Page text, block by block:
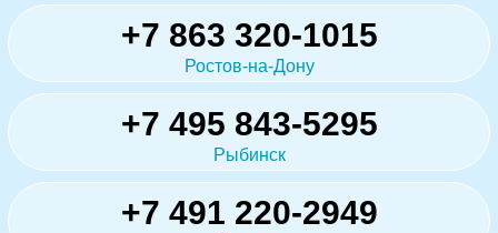
+7 863 320-1015
Ростов-на-Дону
+7 495 843-5295
Рыбинск
+7 491 220-2949